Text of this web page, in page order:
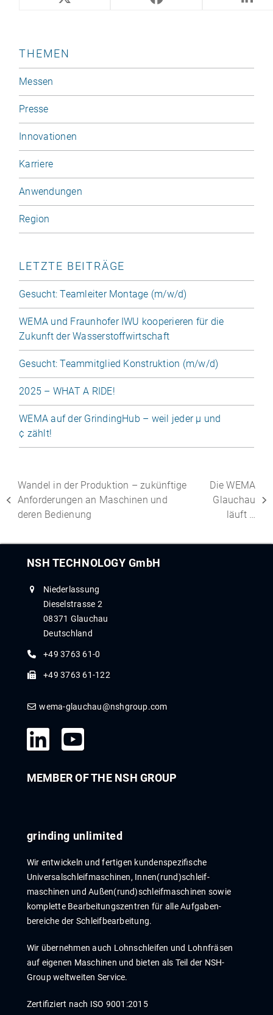
« ÜBERSICHT
THEMEN
Messen
Presse
Innovationen
Karriere
Anwendungen
Region
LETZTE BEITRÄGE
Gesucht: Teamleiter Montage (m/​w/​d)
WEMA und Fraunhofer IWU kooperieren für die
Zukunft der Wasserstoffwirtschaft
Gesucht: Teammitglied Konstruktion (m/​w/​d)
2025 – WHAT A RIDE!
WEMA auf der GrindingHub – weil jeder µ und
¢ zählt!
Wandel in der Produktion – zukünftige
Anforderungen an Maschinen und
deren Bedienung
Die WEMA
Glauchau
läuft …
NSH TECHNOLOGY GmbH
Niederlassung
Dieselstrasse 2
08371 Glauchau
Deutschland
+49 3763 61-0
+49 3763 61-122
wema-glauchau@nshgroup.com
MEMBER OF THE NSH GROUP
grinding unlimited
Wir entwickeln und fertigen kunden­spezi­fische
Universal­schleif­maschinen, Innen­­(rund)­­schleif­
maschinen und Außen­(rund)­­schleif­maschinen sowie
komplette Bear­beitungs­zentren für alle Auf­gaben­
bereiche der Schleif­bear­beitung.
Wir übernehmen auch Lohn­schleif­en und Lohn­fräs­en
auf eigenen Maschinen und bieten als Teil der NSH-
Group weltweiten Service.
Zertifiziert nach ISO 9001:2015